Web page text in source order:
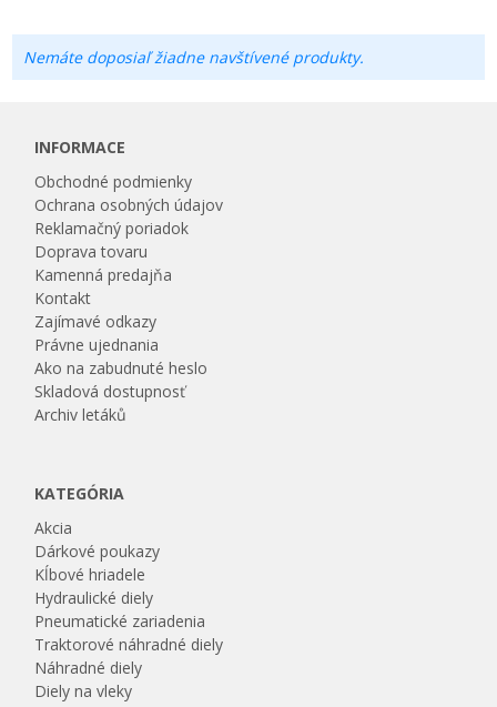
Nemáte doposiaľ žiadne navštívené produkty.
INFORMACE
Obchodné podmienky
Ochrana osobných údajov
Reklamačný poriadok
Doprava tovaru
Kamenná predajňa
Kontakt
Zajímavé odkazy
Právne ujednania
Ako na zabudnuté heslo
Skladová dostupnosť
Archiv letáků
KATEGÓRIA
Akcia
Dárkové poukazy
Kĺbové hriadele
Hydraulické diely
Pneumatické zariadenia
Traktorové náhradné diely
Náhradné diely
Diely na vleky